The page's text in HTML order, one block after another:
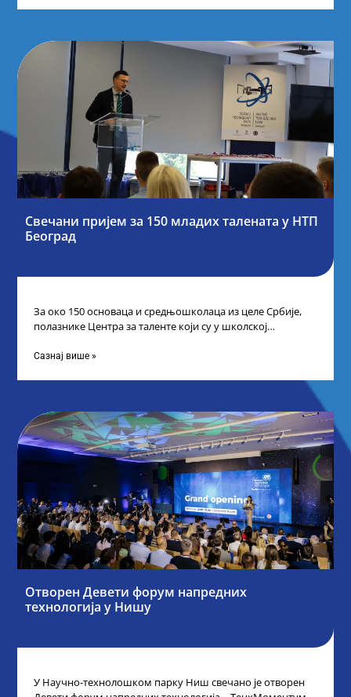
Свечани пријем за 150 младих талената у НТП
Београд
За око 150 основаца и средњошколаца из целе Србије,
полазнике Центра за таленте који су у школској
Сазнај више »
Отворен Девети форум напредних
технологија у Нишу
У Научно-технолошком парку Ниш свечано је отворен